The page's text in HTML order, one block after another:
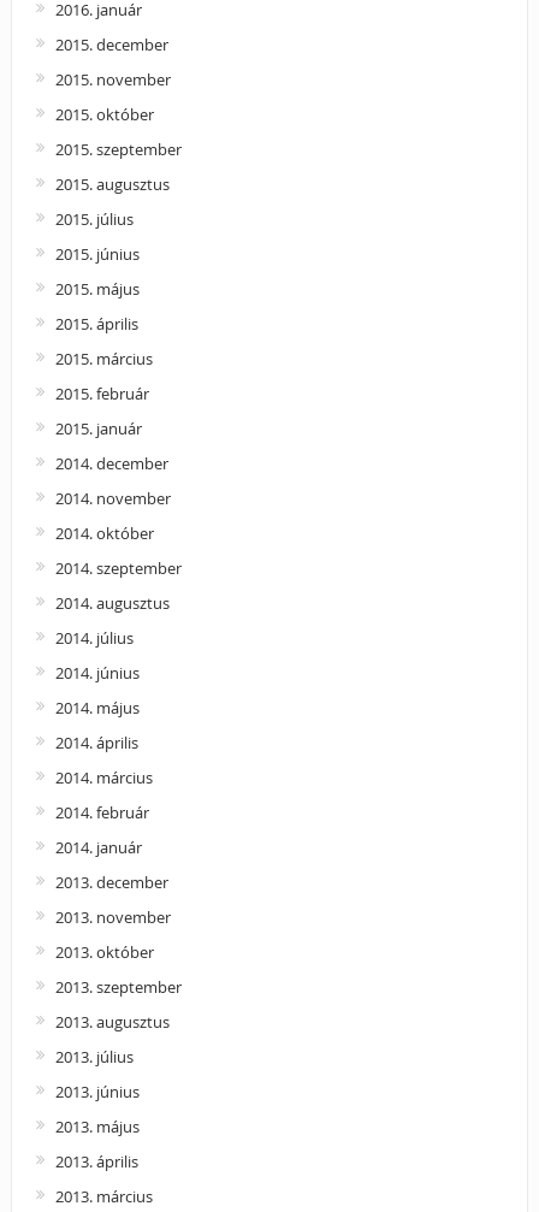
2016. január
2015. december
2015. november
2015. október
2015. szeptember
2015. augusztus
2015. július
2015. június
2015. május
2015. április
2015. március
2015. február
2015. január
2014. december
2014. november
2014. október
2014. szeptember
2014. augusztus
2014. július
2014. június
2014. május
2014. április
2014. március
2014. február
2014. január
2013. december
2013. november
2013. október
2013. szeptember
2013. augusztus
2013. július
2013. június
2013. május
2013. április
2013. március